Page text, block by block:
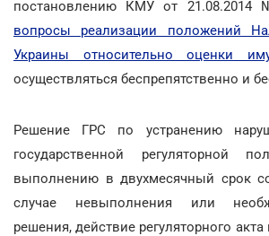
постановлению КМУ от 21.08.2014
вопросы реализации положений
Украины относительно оценки
осуществляться беспрепятственно и
Решение ГРС по устранению
государственной регуляторной
выполнению в двухмесячный срок
случае невыполнения или
решения, действие регуляторного